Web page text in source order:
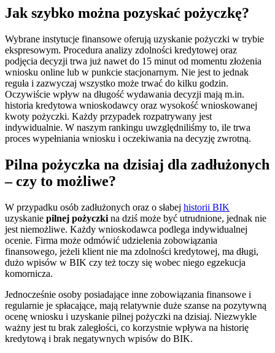
Jak szybko można pozyskać pożyczkę?
Wybrane instytucje finansowe oferują uzyskanie pożyczki w trybie
ekspresowym. Procedura analizy zdolności kredytowej oraz
podjęcia decyzji trwa już nawet do 15 minut od momentu złożenia
wniosku online lub w punkcie stacjonarnym. Nie jest to jednak
reguła i zazwyczaj wszystko może trwać do kilku godzin.
Oczywiście wpływ na długość wydawania decyzji mają m.in.
historia kredytowa wnioskodawcy oraz wysokość wnioskowanej
kwoty pożyczki. Każdy przypadek rozpatrywany jest
indywidualnie. W naszym rankingu uwzględniliśmy to, ile trwa
proces wypełniania wniosku i oczekiwania na decyzję zwrotną.
Pilna pożyczka na dzisiaj dla zadłużonych
– czy to możliwe?
W przypadku osób zadłużonych oraz o słabej historii BIK
uzyskanie pilnej pożyczki na dziś może być utrudnione, jednak nie
jest niemożliwe. Każdy wnioskodawca podlega indywidualnej
ocenie. Firma może odmówić udzielenia zobowiązania
finansowego, jeżeli klient nie ma zdolności kredytowej, ma długi,
dużo wpisów w BIK czy też toczy się wobec niego egzekucja
komornicza.
Jednocześnie osoby posiadające inne zobowiązania finansowe i
regularnie je spłacające, mają relatywnie duże szanse na pozytywną
ocenę wniosku i uzyskanie pilnej pożyczki na dzisiaj. Niezwykle
ważny jest tu brak zaległości, co korzystnie wpływa na historię
kredytową i brak negatywnych wpisów do BIK.